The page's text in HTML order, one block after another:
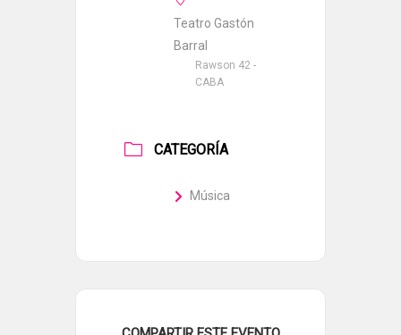
Teatro Gastón
Barral
Rawson 42 -
CABA
CATEGORÍA
Música